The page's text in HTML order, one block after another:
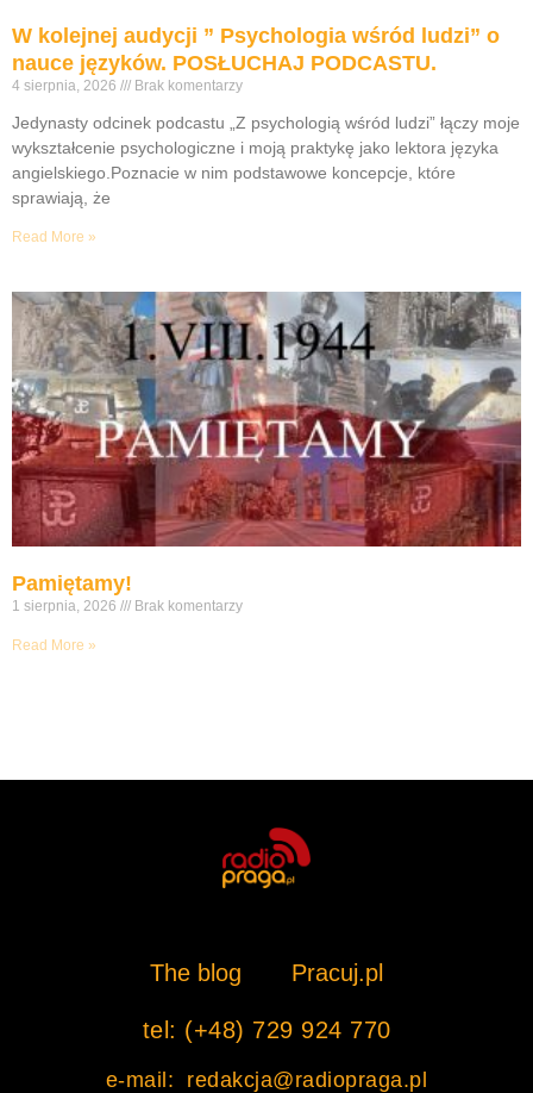
W kolejnej audycji ” Psychologia wśród ludzi” o
nauce języków. POSŁUCHAJ PODCASTU.
4 sierpnia, 2026 Brak komentarzy
Jedynasty odcinek podcastu „Z psychologią wśród ludzi” łączy moje
wykształcenie psychologiczne i moją praktykę jako lektora języka
angielskiego.Poznacie w nim podstawowe koncepcje, które
sprawiają, że
Read More »
Pamiętamy!
1 sierpnia, 2026 Brak komentarzy
Read More »
The blog Pracuj.pl
tel: (+48) 729 924 770
e-mail: redakcja@radiopraga.pl